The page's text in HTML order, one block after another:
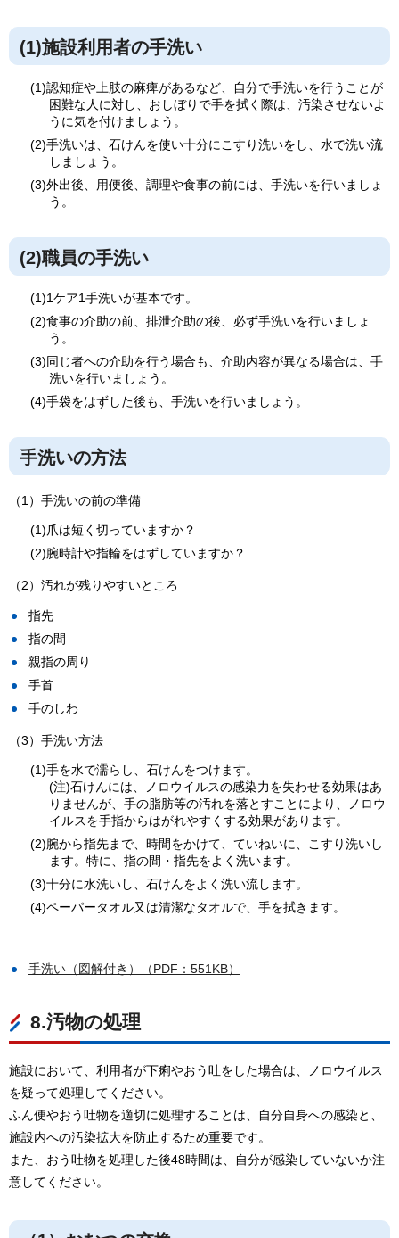
(1)施設利用者の手洗い
(1)認知症や上肢の麻痺があるなど、自分で手洗いを行うことが
困難な人に対し、おしぼりで手を拭く際は、汚染させないよ
うに気を付けましょう。
(2)手洗いは、石けんを使い十分にこすり洗いをし、水で洗い流
しましょう。
(3)外出後、用便後、調理や食事の前には、手洗いを行いましょ
う。
(2)職員の手洗い
(1)1ケア1手洗いが基本です。
(2)食事の介助の前、排泄介助の後、必ず手洗いを行いましょ
う。
(3)同じ者への介助を行う場合も、介助内容が異なる場合は、手
洗いを行いましょう。
(4)手袋をはずした後も、手洗いを行いましょう。
手洗いの方法
（1）手洗いの前の準備
(1)爪は短く切っていますか？
(2)腕時計や指輪をはずしていますか？
（2）汚れが残りやすいところ
指先
指の間
親指の周り
手首
手のしわ
（3）手洗い方法
(1)手を水で濡らし、石けんをつけます。
(注)石けんには、ノロウイルスの感染力を失わせる効果はあ
りませんが、手の脂肪等の汚れを落とすことにより、ノロウ
イルスを手指からはがれやすくする効果があります。
(2)腕から指先まで、時間をかけて、ていねいに、こすり洗いし
ます。特に、指の間・指先をよく洗います。
(3)十分に水洗いし、石けんをよく洗い流します。
(4)ペーパータオル又は清潔なタオルで、手を拭きます。
手洗い（図解付き）（PDF：551KB）
8.汚物の処理
施設において、利用者が下痢やおう吐をした場合は、ノロウイルス
を疑って処理してください。
ふん便やおう吐物を適切に処理することは、自分自身への感染と、
施設内への汚染拡大を防止するため重要です。
また、おう吐物を処理した後48時間は、自分が感染していないか注
意してください。